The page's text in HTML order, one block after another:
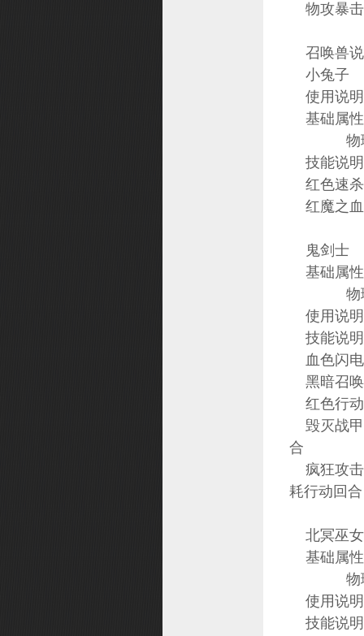
物攻暴击
召唤兽
小兔
使用说明
基础属性
物理
技能说
红色速杀
红魔之血
鬼剑士
基础属性
物理
使用说明
技能说
血色闪电
黑暗召唤
红色行动
毁灭战甲
合
疯狂攻击
耗行动回合
北冥巫女
基础属性
物理
使用说明
技能说